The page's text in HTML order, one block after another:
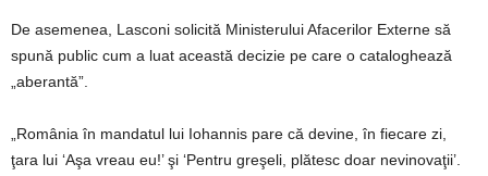
De asemenea, Lasconi solicită Ministerului Afacerilor Externe să
spună public cum a luat această decizie pe care o cataloghează
„aberantă”.
„România în mandatul lui Iohannis pare că devine, în fiecare zi,
ţara lui ‘Aşa vreau eu!’ şi ‘Pentru greşeli, plătesc doar nevinovaţii’.